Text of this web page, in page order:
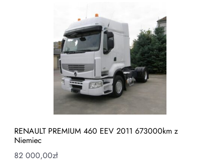
RENAULT PREMIUM 460 EEV 2011 673000km z
Niemiec
82 000,00zł